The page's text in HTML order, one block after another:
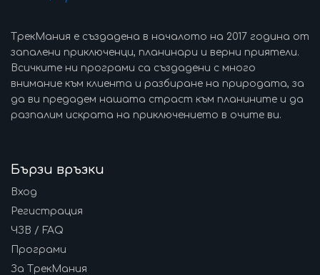
ТрекМания е създадена в началото на 2017 година от
запалени приключенци, планинари и верни приятели.
Всичките ни програми са създадени с много
внимание към клиента и разбиране на природата, за
да ви предадем нашата страст към планините и да
разпалим искрата на приключението в очите ви.
Бързи връзки
Вход
Регистрация
ЧЗВ / FAQ
Програми
За ТрекМания